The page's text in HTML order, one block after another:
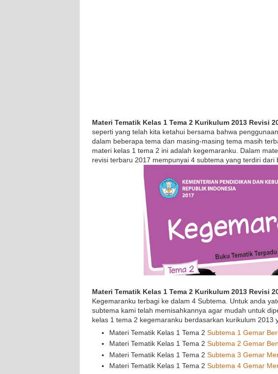
Materi Tematik Kelas 1 Tema 2 Kurikulum 2013 Revisi
seperti yang telah kita ketahui bersama bahwa
dalam beberapa tema dan masing-masing tema masih
materi kelas 1 tema 2 ini adalah kegemaranku. Dalam
revisi terbaru 2017 mempunyai 4 subtema yang terdiri dari
Materi Tematik Kelas 1 Tema 2 Kurikulum 2013 Revisi
Kegemaranku terbagi ke dalam 4 Subtema. Untuk anda
subtema kami telah memisahkannya agar mudah untuk
kelas 1 tema 2 kegemaranku berdasarkan kurikulum 2013
Materi Tematik Kelas 1 Tema 2 Subtema 1 Gemar
Materi Tematik Kelas 1 Tema 2 Subtema 2 Gemar
Materi Tematik Kelas 1 Tema 2 Subtema 3 Gemar
Materi Tematik Kelas 1 Tema 2 Subtema 4 Gemar